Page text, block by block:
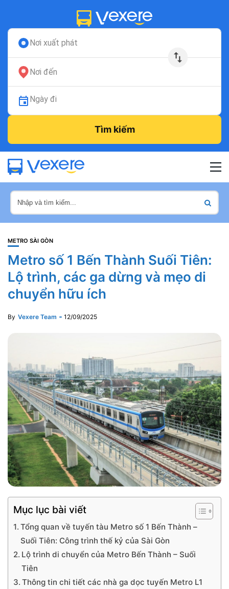
Nơi xuất phát
Nơi đến
Ngày đi
Tìm kiếm
METRO SÀI GÒN
Metro số 1 Bến Thành Suối Tiên:
Lộ trình, các ga dừng và mẹo di
chuyển hữu ích
By Vexere Team 12/09/2025
Mục lục bài viết
Tổng quan về tuyến tàu Metro số 1 Bến Thành –
Suối Tiên: Công trình thế kỷ của Sài Gòn
Lộ trình di chuyển của Metro Bến Thành – Suối
Tiên
Thông tin chi tiết các nhà ga dọc tuyến Metro L1